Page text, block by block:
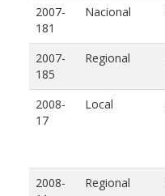
2007-
181
Nacional
2007-
185
Regional
2008-
17
Local
2008-
Regional